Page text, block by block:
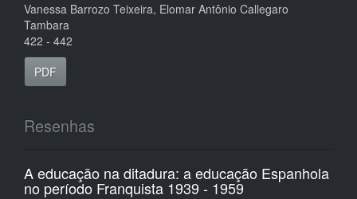
Vanessa Barrozo Teixeira, Elomar Antônio Callegaro
Tambara
422 - 442
PDF
Resenhas
A educação na ditadura: a educação Espanhola
no período Franquista 1939 - 1959